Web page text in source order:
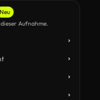
Neu
Aufnahme.
Atmosphäre verstärkt.